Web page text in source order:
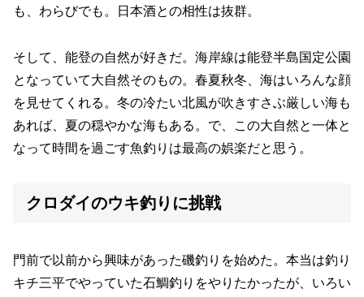
も、わらびでも。日本酒との相性は抜群。
そして、能登の自然が好きだ。海岸線は能登半島国定公園
となっていて大自然そのもの。春夏秋冬、海はいろんな顔
を見せてくれる。冬の冷たい北風が吹きすさぶ厳しい海も
あれば、夏の穏やかな海もある。で、この大自然と一体と
なって時間を過ごす魚釣りは最高の娯楽だと思う。
クロダイのウキ釣りに挑戦
門前で以前から興味があった磯釣りを始めた。本当は釣り
キチ三平でやっていた石鯛釣りをやりたかったが、いろい